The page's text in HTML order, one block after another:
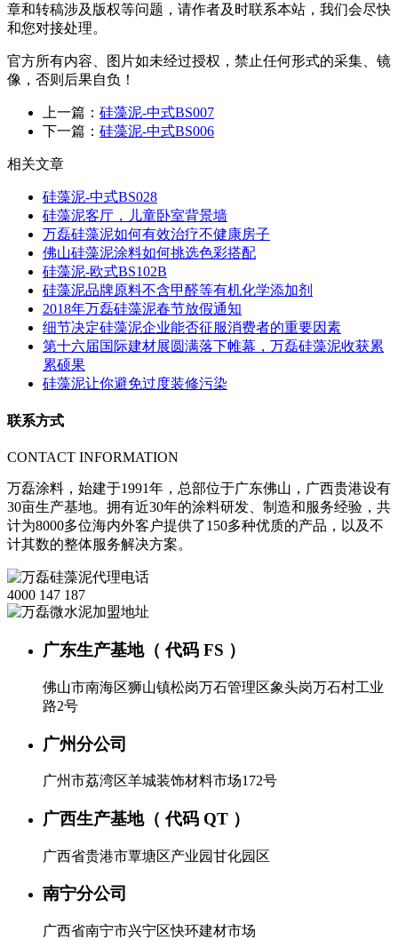
章和转稿涉及版权等问题，请作者及时联系本站，我们会尽快
和您对接处理。
官方所有内容、图片如未经过授权，禁止任何形式的采集、镜
像，否则后果自负！
上一篇： 硅藻泥-中式BS007
下一篇： 硅藻泥-中式BS006
相关文章
硅藻泥-中式BS028
硅藻泥客厅，儿童卧室背景墙
万磊硅藻泥如何有效治疗不健康房子
佛山硅藻泥涂料如何挑选色彩搭配
硅藻泥-欧式BS102B
硅藻泥品牌原料不含甲醛等有机化学添加剂
2018年万磊硅藻泥春节放假通知
细节决定硅藻泥企业能否征服消费者的重要因素
第十六届国际建材展圆满落下帷幕，万磊硅藻泥收获累
累硕果
硅藻泥让你避免过度装修污染
联系方式
CONTACT INFORMATION
万磊涂料，始建于1991年，总部位于广东佛山，广西贵港设有
30亩生产基地。拥有近30年的涂料研发、制造和服务经验，共
计为8000多位海内外客户提供了150多种优质的产品，以及不
计其数的整体服务解决方案。
4000 147 187
广东生产基地（ 代码 FS ）
佛山市南海区狮山镇松岗万石管理区象头岗万石村工业
路2号
广州分公司
广州市荔湾区羊城装饰材料市场172号
广西生产基地（ 代码 QT ）
广西省贵港市覃塘区产业园甘化园区
南宁分公司
广西省南宁市兴宁区快环建材市场